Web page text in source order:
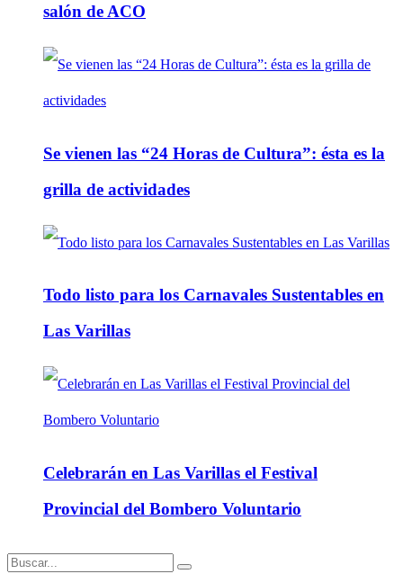
salón de ACO
Se vienen las “24 Horas de Cultura”: ésta es la
grilla de actividades
Todo listo para los Carnavales Sustentables en
Las Varillas
Celebrarán en Las Varillas el Festival
Provincial del Bombero Voluntario